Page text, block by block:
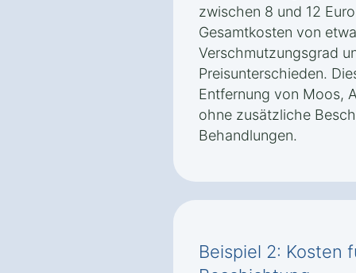
zwischen 8 und 12
Gesamtkosten von
Verschmutzungsgrad
Preisunterschieden.
Entfernung von Moos,
ohne zusätzliche
Behandlungen.
Beispiel 2: Kosten